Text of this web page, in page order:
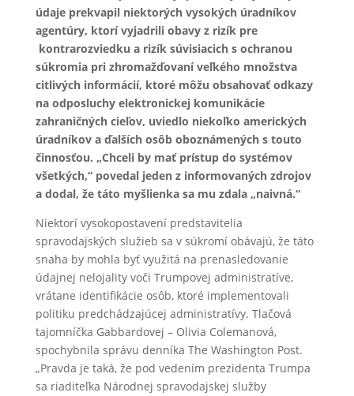
údaje prekvapil niektorých vysokých úradníkov
agentúry, ktorí vyjadrili obavy z rizík pre
kontrarozviedku a rizík súvisiacich s ochranou
súkromia pri zhromažďovaní veľkého množstva
citlivých informácií, ktoré môžu obsahovať odkazy
na odposluchy elektronickej komunikácie
zahraničných cieľov, uviedlo niekoľko amerických
úradníkov a ďalších osôb oboznámených s touto
činnosťou. „Chceli by mať prístup do systémov
všetkých,“ povedal jeden z informovaných zdrojov
a dodal, že táto myšlienka sa mu zdala „naivná.“
Niektorí vysokopostavení predstavitelia
spravodajských služieb sa v súkromí obávajú, že táto
snaha by mohla byť využitá na prenasledovanie
údajnej nelojality voči Trumpovej administratíve,
vrátane identifikácie osôb, ktoré implementovali
politiku predchádzajúcej administratívy. Tlačová
tajomníčka Gabbardovej – Olivia Colemanová,
spochybnila správu denníka The Washington Post.
„Pravda je taká, že pod vedením prezidenta Trumpa
sa riaditeľka Národnej spravodajskej služby